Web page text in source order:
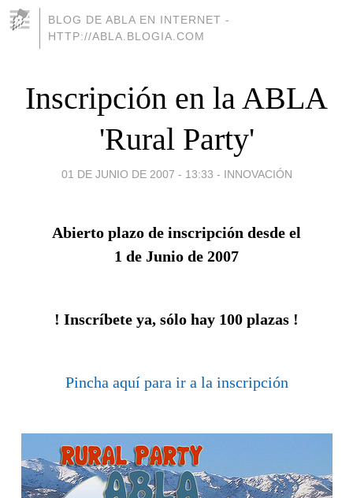
BLOG DE ABLA EN INTERNET -
HTTP://ABLA.BLOGIA.COM
Inscripción en la ABLA
'Rural Party'
01 DE JUNIO DE 2007 - 13:33 - INNOVACIÓN
Abierto plazo de inscripción desde el
1 de Junio de 2007
! Inscríbete ya, sólo hay 100 plazas !
Pincha aquí para ir a la inscripción